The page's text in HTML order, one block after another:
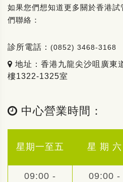
如果您們想知道更多關於香港
們聯絡：
診所電話： (0852) 3468-3168
地址：香港九龍尖沙咀廣東
樓1322-1325室
中心營業時間：
星期一至五 星 期 六
09:00 - 09:00 -